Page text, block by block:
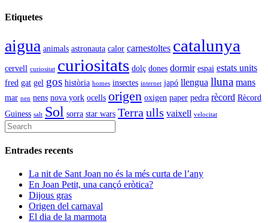
Etiquetes
aigua animals astronauta calor carnestoltes catalunya
cervell curiositat curiositats dolç dones dormir espai estats units
fred gat gel gos història homes insectes internet japó llengua lluna mans
mar nen nens nova york ocells origen oxigen paper pedra rècord Rècord
Guiness salt Sol sorra star wars Terra ulls vaixell velocitat
Entrades recents
La nit de Sant Joan no és la més curta de l’any
En Joan Petit, una cançó eròtica?
Dijous gras
Origen del carnaval
El dia de la marmota